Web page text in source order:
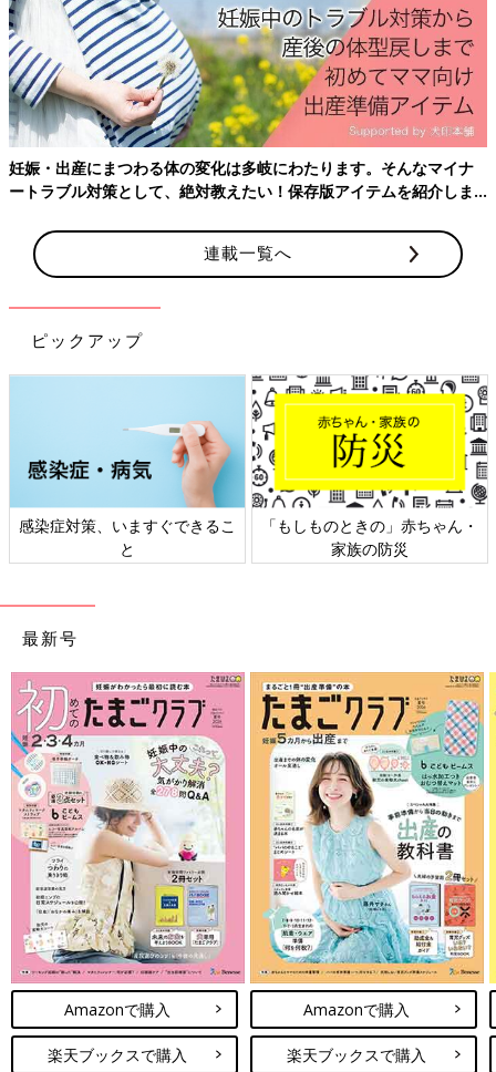
妊娠・出産にまつわる体の変化は多岐にわたります。そんなマイナ
ートラブル対策として、絶対教えたい！保存版アイテムを紹介しま
連載一覧へ
ピックアップ
感染症対策、いますぐできるこ
と
「もしものときの」赤ちゃん・
家族の防災
最新号
Amazonで購入
楽天ブックスで購入
Amazonで購入
楽天ブックスで購入